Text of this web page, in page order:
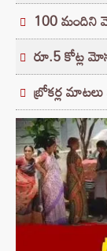
100 మందిని
రూ.5 కోట్ల
బ్రోకర్ల మాటలు